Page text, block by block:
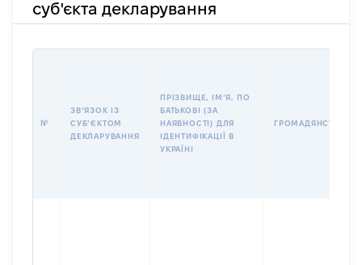
суб'єкта декларування
№
ЗВʼЯЗОК ІЗ
СУБʼЄКТОМ
ДЕКЛАРУВАННЯ
ПРІЗВИЩЕ, ІМʼЯ, ПО
БАТЬКОВІ (ЗА
НАЯВНОСТІ) ДЛЯ
ІДЕНТИФІКАЦІЇ В
УКРАЇНІ
ГРОМАДЯНСТВО